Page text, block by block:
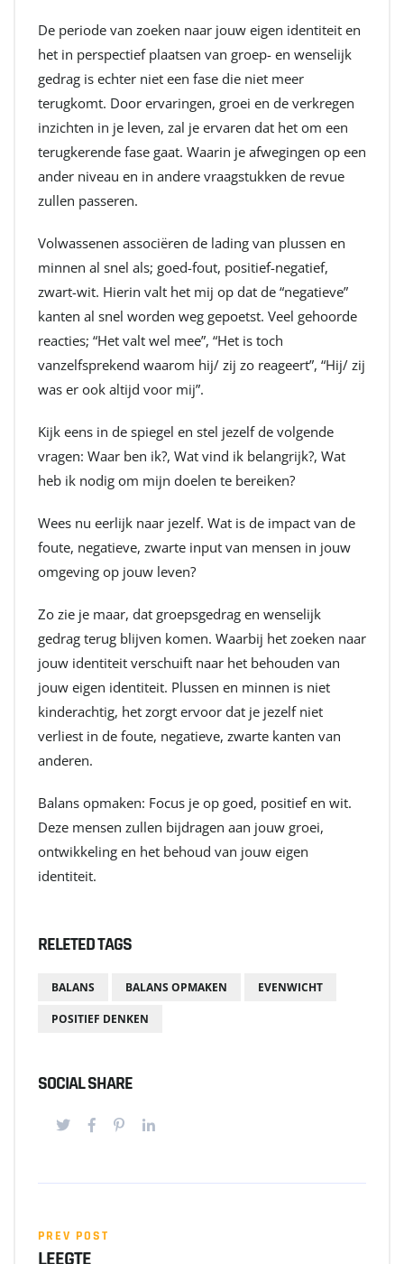
De periode van zoeken naar jouw eigen identiteit en
het in perspectief plaatsen van groep- en wenselijk
gedrag is echter niet een fase die niet meer
terugkomt. Door ervaringen, groei en de verkregen
inzichten in je leven, zal je ervaren dat het om een
terugkerende fase gaat. Waarin je afwegingen op een
ander niveau en in andere vraagstukken de revue
zullen passeren.
Volwassenen associëren de lading van plussen en
minnen al snel als; goed-fout, positief-negatief,
zwart-wit. Hierin valt het mij op dat de “negatieve”
kanten al snel worden weg gepoetst. Veel gehoorde
reacties; “Het valt wel mee”, “Het is toch
vanzelfsprekend waarom hij/ zij zo reageert”, “Hij/ zij
was er ook altijd voor mij”.
Kijk eens in de spiegel en stel jezelf de volgende
vragen: Waar ben ik?, Wat vind ik belangrijk?, Wat
heb ik nodig om mijn doelen te bereiken?
Wees nu eerlijk naar jezelf. Wat is de impact van de
foute, negatieve, zwarte input van mensen in jouw
omgeving op jouw leven?
Zo zie je maar, dat groepsgedrag en wenselijk
gedrag terug blijven komen. Waarbij het zoeken naar
jouw identiteit verschuift naar het behouden van
jouw eigen identiteit. Plussen en minnen is niet
kinderachtig, het zorgt ervoor dat je jezelf niet
verliest in de foute, negatieve, zwarte kanten van
anderen.
Balans opmaken: Focus je op goed, positief en wit.
Deze mensen zullen bijdragen aan jouw groei,
ontwikkeling en het behoud van jouw eigen
identiteit.
RELETED TAGS
BALANS BALANS OPMAKEN EVENWICHT
POSITIEF DENKEN
SOCIAL SHARE
PREV POST